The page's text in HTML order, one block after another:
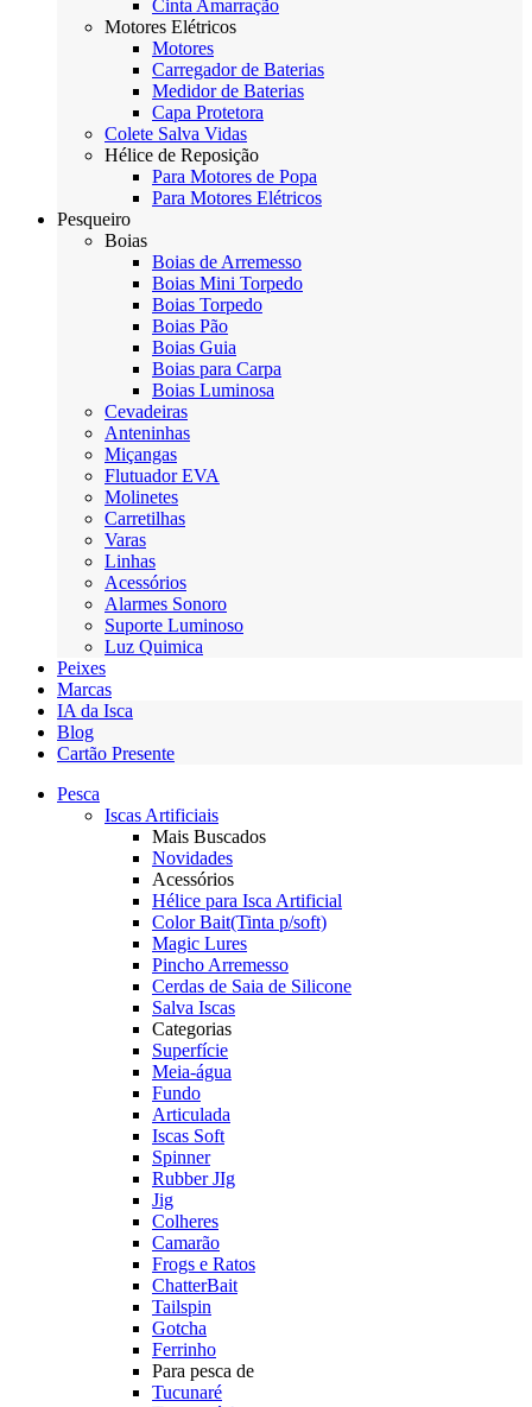
Cinta Amarração
Motores Elétricos
Motores
Carregador de Baterias
Medidor de Baterias
Capa Protetora
Colete Salva Vidas
Hélice de Reposição
Para Motores de Popa
Para Motores Elétricos
Pesqueiro
Boias
Boias de Arremesso
Boias Mini Torpedo
Boias Torpedo
Boias Pão
Boias Guia
Boias para Carpa
Boias Luminosa
Cevadeiras
Anteninhas
Miçangas
Flutuador EVA
Molinetes
Carretilhas
Varas
Linhas
Acessórios
Alarmes Sonoro
Suporte Luminoso
Luz Quimica
Peixes
Marcas
IA da Isca
Blog
Cartão Presente
Pesca
Iscas Artificiais
Mais Buscados
Novidades
Acessórios
Hélice para Isca Artificial
Color Bait(Tinta p/soft)
Magic Lures
Pincho Arremesso
Cerdas de Saia de Silicone
Salva Iscas
Categorias
Superfície
Meia-água
Fundo
Articulada
Iscas Soft
Spinner
Rubber JIg
Jig
Colheres
Camarão
Frogs e Ratos
ChatterBait
Tailspin
Gotcha
Ferrinho
Para pesca de
Tucunaré